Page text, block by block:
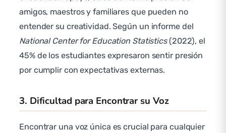
amigos, maestros y familiares que pueden no
entender su creatividad. Según un informe del
National Center for Education Statistics(2022), el
45% de los estudiantes expresaron sentir presión
por cumplir con expectativas externas.
3. Dificultad para Encontrar su Voz
Encontrar una voz única es crucial para cualquier